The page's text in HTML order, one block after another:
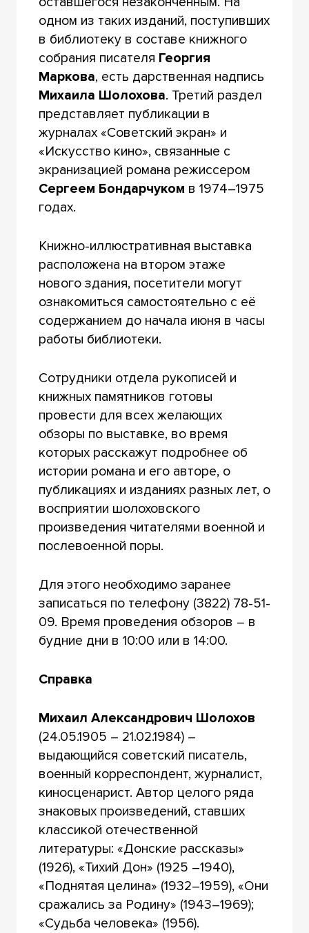
одном из таких изданий, поступивших
в библиотеку в составе книжного
собрания писателя Георгия
Маркова, есть дарственная надпись
Михаила Шолохова. Третий раздел
представляет публикации в
журналах «Советский экран» и
«Искусство кино», связанные с
экранизацией романа режиссером
Сергеем Бондарчуком в 1974–1975
годах.
Книжно-иллюстративная выставка
расположена на втором этаже
нового здания, посетители могут
ознакомиться самостоятельно с её
содержанием до начала июня в часы
работы библиотеки.
Сотрудники отдела рукописей и
книжных памятников готовы
провести для всех желающих
обзоры по выставке, во время
которых расскажут подробнее об
истории романа и его авторе, о
публикациях и изданиях разных лет, о
восприятии шолоховского
произведения читателями военной и
послевоенной поры.
Для этого необходимо заранее
записаться по телефону (3822) 78-51-
09. Время проведения обзоров – в
будние дни в 10:00 или в 14:00.
Справка
Михаил Александрович Шолохов
(24.05.1905 – 21.02.1984) –
выдающийся советский писатель,
военный корреспондент, журналист,
киносценарист. Автор целого ряда
знаковых произведений, ставших
классикой отечественной
литературы: «Донские рассказы»
(1926), «Тихий Дон» (1925 –1940),
«Поднятая целина» (1932–1959), «Они
сражались за Родину» (1943–1969);
«Судьба человека» (1956).